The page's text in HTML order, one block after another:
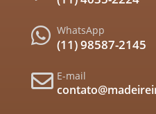
 WhatsApp
(11) 98587-2145
 E-mail